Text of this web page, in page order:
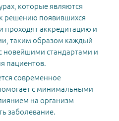
которые являются
решению появившихся
проходят аккредитацию и
таким образом каждый
новейшими стандартами и
пациентов.
современное
с минимальными
на организм
заболевание.